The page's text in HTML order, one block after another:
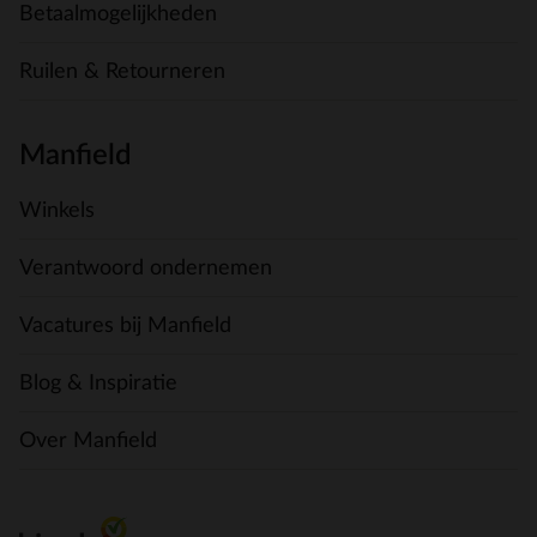
Betaalmogelijkheden
Ruilen & Retourneren
Manfield
Winkels
Verantwoord ondernemen
Vacatures bij Manfield
Blog & Inspiratie
Over Manfield